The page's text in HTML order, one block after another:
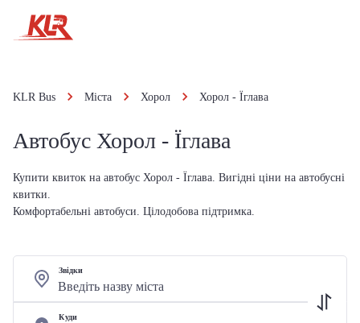
KLR Bus Міста Хорол Хорол - Їглава
Автобус Хорол - Їглава
Купити квиток на автобус Хорол - Їглава. Вигідні ціни на автобусні
квитки.
Комфортабельні автобуси. Цілодобова підтримка.
Звідки
Куди